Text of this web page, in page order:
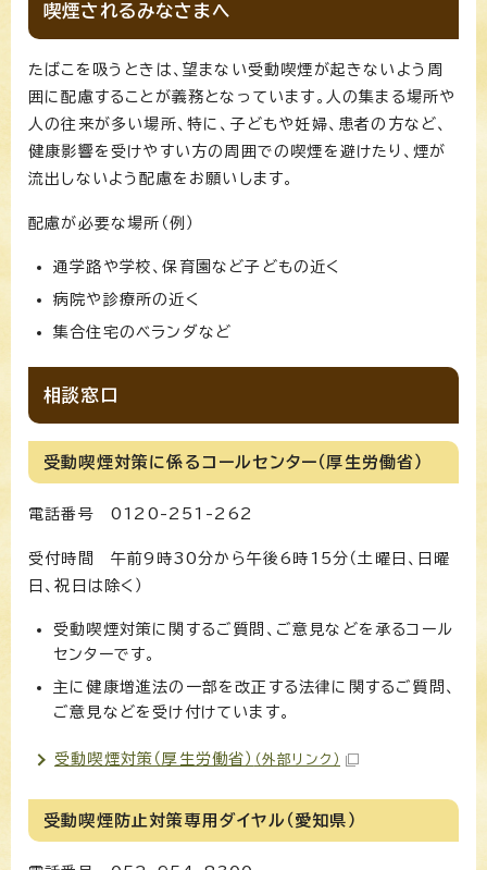
喫煙されるみなさまへ
たばこを吸うときは、望まない受動喫煙が起きないよう周
囲に配慮することが義務となっています。人の集まる場所や
人の往来が多い場所、特に、子どもや妊婦、患者の方など、
健康影響を受けやすい方の周囲での喫煙を避けたり、煙が
流出しないよう配慮をお願いします。
配慮が必要な場所（例）
通学路や学校、保育園など子どもの近く
病院や診療所の近く
集合住宅のベランダなど
相談窓口
受動喫煙対策に係るコールセンター（厚生労働省）
電話番号 0120-251-262
受付時間 午前9時30分から午後6時15分（土曜日、日曜
日、祝日は除く）
受動喫煙対策に関するご質問、ご意見などを承るコール
センターです。
主に健康増進法の一部を改正する法律に関するご質問、
ご意見などを受け付けています。
受動喫煙対策（厚生労働省） （外部リンク）
受動喫煙防止対策専用ダイヤル（愛知県）